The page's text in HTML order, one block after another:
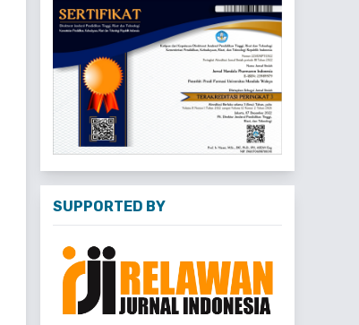
SUPPORTED BY